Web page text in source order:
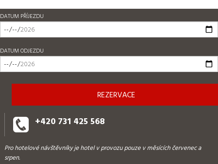
DATUM PŘÍJEZDU
DATUM ODJEZDU
+420 731 425 568
Pro hotelové návštěvníky je hotel v provozu pouze v měsících červenec a
srpen.